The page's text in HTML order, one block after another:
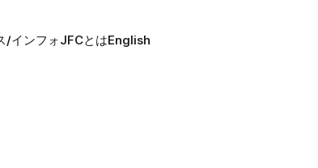
/インフォJFCとはEnglish